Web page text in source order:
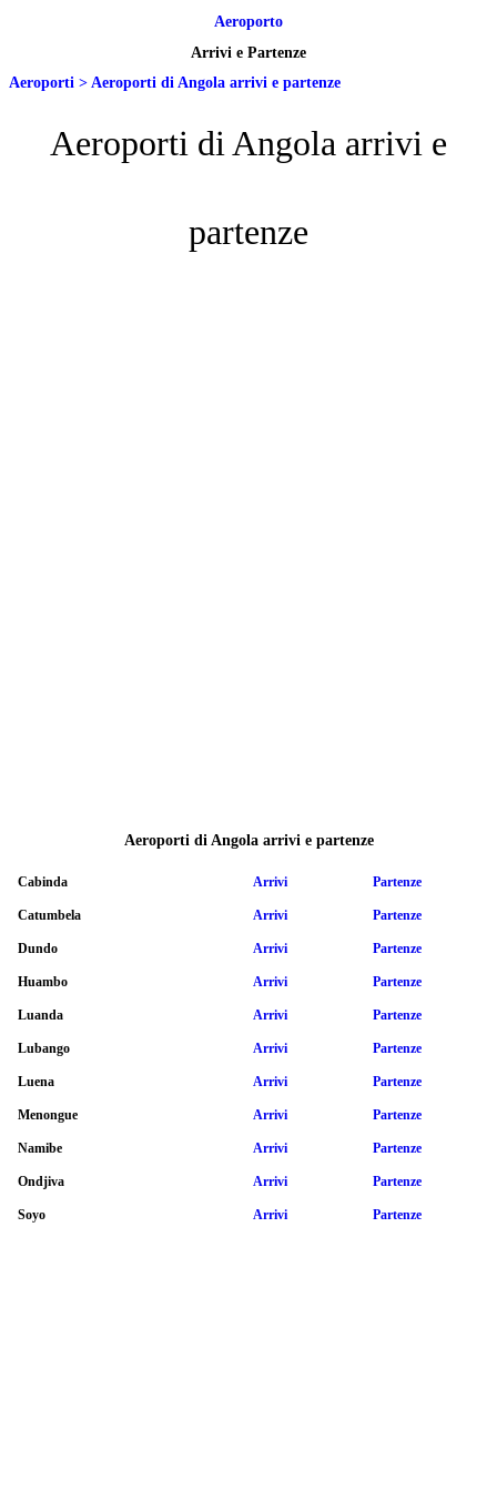
Aeroporto
Arrivi e Partenze
Aeroporti > Aeroporti di Angola arrivi e partenze
Aeroporti di Angola arrivi e
partenze
Aeroporti di Angola arrivi e partenze
Cabinda Arrivi Partenze
Catumbela Arrivi Partenze
Dundo Arrivi Partenze
Huambo Arrivi Partenze
Luanda Arrivi Partenze
Lubango Arrivi Partenze
Luena Arrivi Partenze
Menongue Arrivi Partenze
Namibe Arrivi Partenze
Ondjiva Arrivi Partenze
Soyo Arrivi Partenze